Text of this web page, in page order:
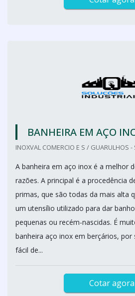
BANHEIRA EM AÇO
INOXVAL COMERCIO E S / GUARULHOS -
A banheira em aço inox é a melhor
razões. A principal é a procedência
primas, que são todas da mais alta
um utensílio utilizado para dar
pequenas ou recém-nascidas. É
banheira aço inox em berçários,
fácil de...
Cotar agora